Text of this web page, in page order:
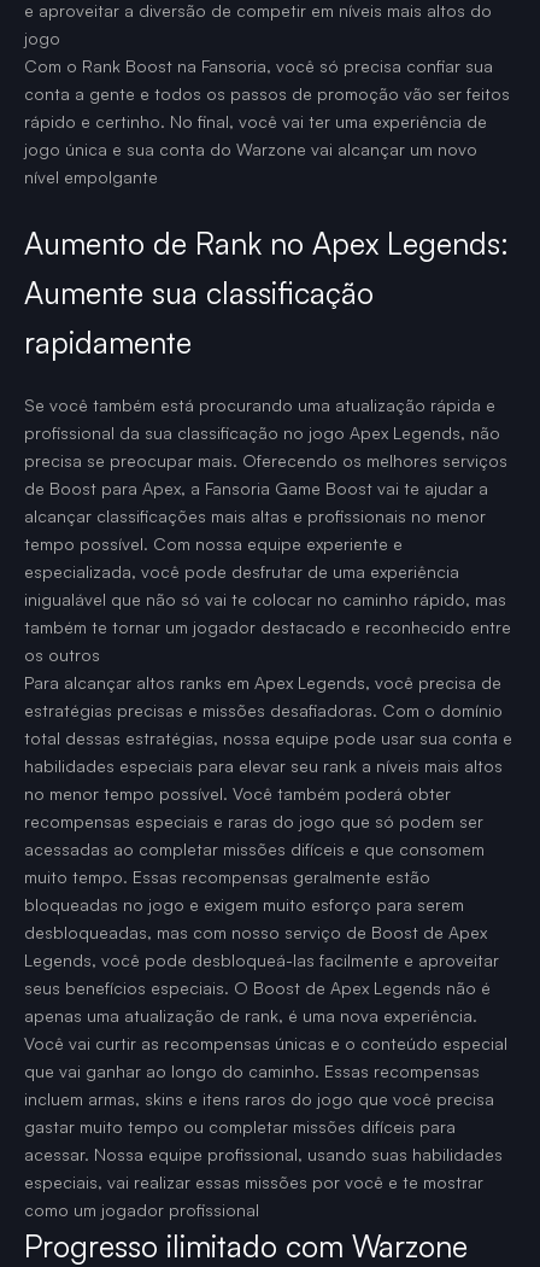
e aproveitar a diversão de competir em níveis mais altos do
jogo
Com o Rank Boost na Fansoria, você só precisa confiar sua
conta a gente e todos os passos de promoção vão ser feitos
rápido e certinho. No final, você vai ter uma experiência de
jogo única e sua conta do Warzone vai alcançar um novo
nível empolgante
Aumento de Rank no Apex Legends:
Aumente sua classificação
rapidamente
Se você também está procurando uma atualização rápida e
profissional da sua classificação no jogo Apex Legends, não
precisa se preocupar mais. Oferecendo os melhores serviços
de Boost para Apex, a Fansoria Game Boost vai te ajudar a
alcançar classificações mais altas e profissionais no menor
tempo possível. Com nossa equipe experiente e
especializada, você pode desfrutar de uma experiência
inigualável que não só vai te colocar no caminho rápido, mas
também te tornar um jogador destacado e reconhecido entre
os outros
Para alcançar altos ranks em Apex Legends, você precisa de
estratégias precisas e missões desafiadoras. Com o domínio
total dessas estratégias, nossa equipe pode usar sua conta e
habilidades especiais para elevar seu rank a níveis mais altos
no menor tempo possível. Você também poderá obter
recompensas especiais e raras do jogo que só podem ser
acessadas ao completar missões difíceis e que consomem
muito tempo. Essas recompensas geralmente estão
bloqueadas no jogo e exigem muito esforço para serem
desbloqueadas, mas com nosso serviço de Boost de Apex
Legends, você pode desbloqueá-las facilmente e aproveitar
seus benefícios especiais. O Boost de Apex Legends não é
apenas uma atualização de rank, é uma nova experiência.
Você vai curtir as recompensas únicas e o conteúdo especial
que vai ganhar ao longo do caminho. Essas recompensas
incluem armas, skins e itens raros do jogo que você precisa
gastar muito tempo ou completar missões difíceis para
acessar. Nossa equipe profissional, usando suas habilidades
especiais, vai realizar essas missões por você e te mostrar
como um jogador profissional
Progresso ilimitado com Warzone